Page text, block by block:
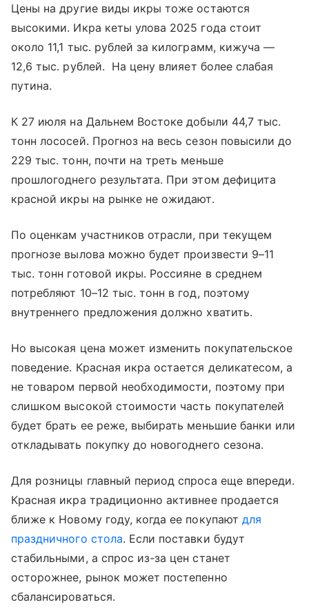
Цены на другие виды икры тоже остаются
высокими. Икра кеты улова 2025 года стоит
около 11,1 тыс. рублей за килограмм, кижуча —
12,6 тыс. рублей. На цену влияет более слабая
путина.
К 27 июля на Дальнем Востоке добыли 44,7 тыс.
тонн лососей. Прогноз на весь сезон повысили до
229 тыс. тонн, почти на треть меньше
прошлогоднего результата. При этом дефицита
красной икры на рынке не ожидают.
По оценкам участников отрасли, при текущем
прогнозе вылова можно будет произвести 9–11
тыс. тонн готовой икры. Россияне в среднем
потребляют 10–12 тыс. тонн в год, поэтому
внутреннего предложения должно хватить.
Но высокая цена может изменить покупательское
поведение. Красная икра остается деликатесом, а
не товаром первой необходимости, поэтому при
слишком высокой стоимости часть покупателей
будет брать ее реже, выбирать меньшие банки или
откладывать покупку до новогоднего сезона.
Для розницы главный период спроса еще впереди.
Красная икра традиционно активнее продается
ближе к Новому году, когда ее покупают для
праздничного стола. Если поставки будут
стабильными, а спрос из-за цен станет
осторожнее, рынок может постепенно
сбалансироваться.